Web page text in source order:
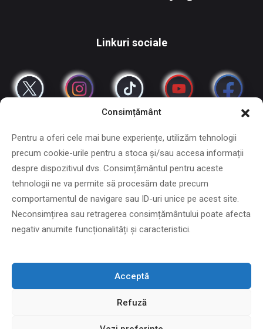
Consimțământ
Pentru a oferi cele mai bune experiențe, utilizăm tehnologii
precum cookie-urile pentru a stoca și/sau accesa informații
despre dispozitivul dvs. Consimțământul pentru aceste
tehnologii ne va permite să procesăm date precum
comportamentul de navigare sau ID-uri unice pe acest site.
Neconsimțirea sau retragerea consimțământului poate afecta
negativ anumite funcționalități și caracteristici.
Acceptă
Refuză
Linkuri sociale
Copyright © 2024 - 2026 DiXiD
DIXID IT SRL: CUI 45036470 Adresa: loc. Almaj Nr. 225, Dolj,